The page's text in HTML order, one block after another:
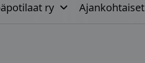
ry Ajankohtaiset